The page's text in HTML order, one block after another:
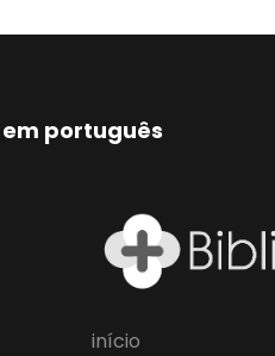
português
início